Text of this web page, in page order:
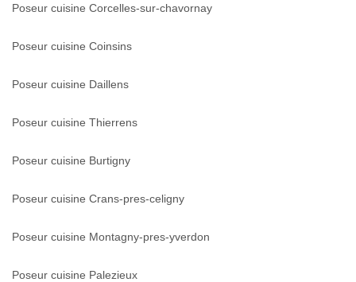
Poseur cuisine Corcelles-sur-chavornay
Poseur cuisine Coinsins
Poseur cuisine Daillens
Poseur cuisine Thierrens
Poseur cuisine Burtigny
Poseur cuisine Crans-pres-celigny
Poseur cuisine Montagny-pres-yverdon
Poseur cuisine Palezieux